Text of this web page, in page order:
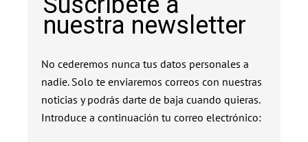
nuestra newsletter
No cederemos nunca tus datos personales a
nadie. Solo te enviaremos correos con nuestras
noticias y podrás darte de baja cuando quieras.
Introduce a continuación tu correo electrónico: